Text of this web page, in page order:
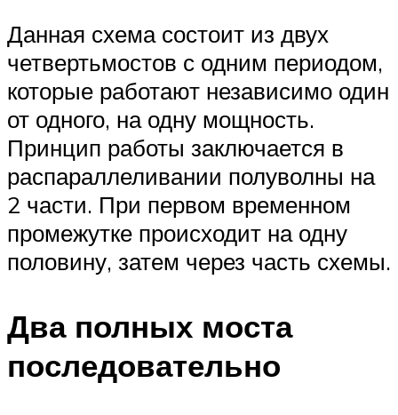
Данная схема состоит из двух
четвертьмостов с одним периодом,
которые работают независимо один
от одного, на одну мощность.
Принцип работы заключается в
распараллеливании полуволны на
2 части. При первом временном
промежутке происходит на одну
половину, затем через часть схемы.
Два полных моста
последовательно